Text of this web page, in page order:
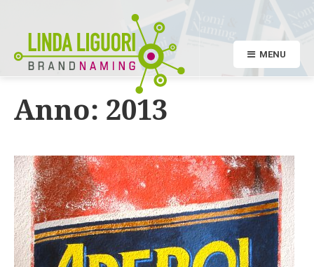
MENU
Anno: 2013